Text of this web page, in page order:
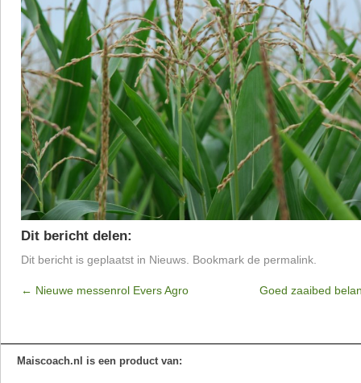
Dit bericht delen:
Dit bericht is geplaatst in Nieuws . Bookmark de permalink
← Nieuwe messenrol Evers Agro Goed zaaibed
Maiscoach.nl is een product van: